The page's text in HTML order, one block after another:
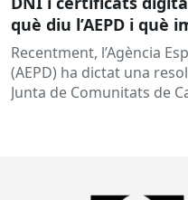
què diu l’AEPD i què
administracions?
Recentment, l’Agència
(AEPD) ha dictat una
Junta de Comunitats de